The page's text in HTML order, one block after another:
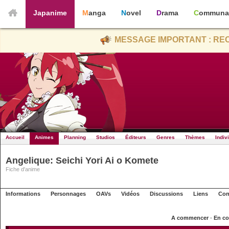
Japanime Manga Novel Drama
MESSAGE IMPORTANT :
Accueil Animes Planning Studios Éditeurs Genres Thèmes
Angelique: Seichi Yori Ai o Komete
Fiche d'anime
Informations Personnages OAVs Vidéos Discussions Liens
A commencer- En